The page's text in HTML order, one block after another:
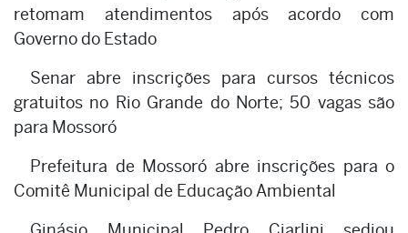
retomam atendimentos após acordo com
Governo do Estado
Senar abre inscrições para cursos técnicos
gratuitos no Rio Grande do Norte; 50 vagas são
para Mossoró
Prefeitura de Mossoró abre inscrições para o
Comitê Municipal de Educação Ambiental